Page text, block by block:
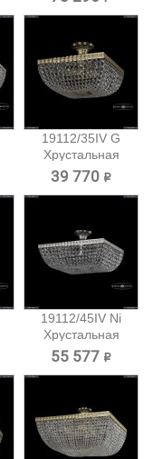
19112/35IV G
Хрустальная
потолочная...
39 770 ₽
19112/45IV Ni
Хрустальная
потолочная...
55 577 ₽